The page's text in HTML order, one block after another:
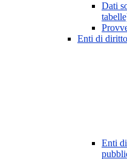
Dati
Enti di
Enti